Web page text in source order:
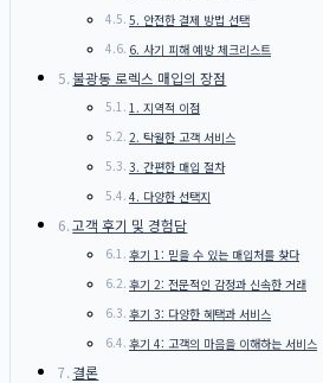
5. 안전한 결제 방법 선택
6. 사기 피해 예방 체크리스트
불광동 로렉스 매입의 장점
1. 지역적 이점
2. 탁월한 고객 서비스
3. 간편한 매입 절차
4. 다양한 선택지
고객 후기 및 경험담
후기 1: 믿을 수 있는 매입처를 찾다
후기 2: 전문적인 감정과 신속한 거래
후기 3: 다양한 혜택과 서비스
후기 4: 고객의 마음을 이해하는 서비스
결론